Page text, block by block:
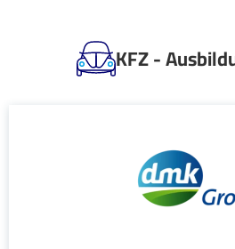
KFZ -